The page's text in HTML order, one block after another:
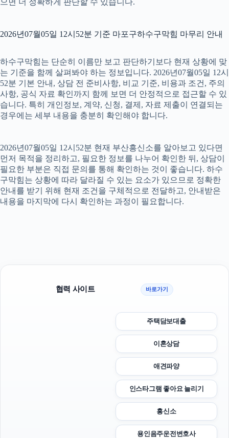
으면 더 정확하게 판단할 수 있습니다.
2026년07월05일 12시52분 기준 마포구하수구막힘 마무리 안내
하수구막힘는 단순히 이름만 보고 판단하기보다 현재 상황에 맞
는 기준을 함께 살펴봐야 하는 정보입니다. 2026년07월05일 12시
52분 기본 안내, 상담 전 준비사항, 비교 기준, 비용과 조건, 주의
사항, 공식 자료 확인까지 함께 보면 더 안정적으로 접근할 수 있
습니다. 특히 개인정보, 계약, 신청, 결제, 자료 제출이 연결되는
경우에는 세부 내용을 충분히 확인해야 합니다.
2026년07월05일 12시52분 현재 부산흥신소를 알아보고 있다면
먼저 목적을 정리하고, 필요한 정보를 나누어 확인한 뒤, 상담이
필요한 부분은 직접 문의를 통해 확인하는 것이 좋습니다. 하수
구막힘는 상황에 따라 달라질 수 있는 요소가 있으므로 정확한
안내를 받기 위해 현재 조건을 구체적으로 전달하고, 안내받은
내용을 마지막에 다시 확인하는 과정이 필요합니다.
협력 사이트 바로가기
주택담보대출
이혼상담
애견파양
인스타그램 좋아요 늘리기
흥신소
용인음주운전변호사